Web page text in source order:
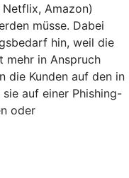
Amazon)
müsse. Dabei
hin, weil die
mehr in Anspruch
die Kunden auf den in
auf einer Phishing-
oder